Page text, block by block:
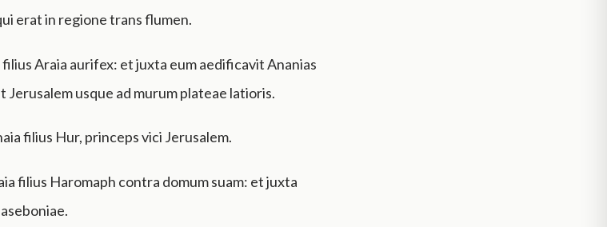
erat in regione trans flumen.
Araia aurifex: et juxta eum aedificavit Ananias
usque ad murum plateae latioris.
filius Hur, princeps vici Jerusalem.
filius Haromaph contra domum suam: et juxta